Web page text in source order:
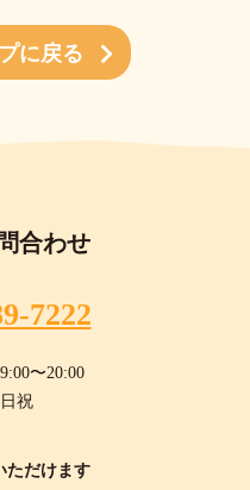
に戻る
合わせ
7222
〜20:00
祝
ただけます